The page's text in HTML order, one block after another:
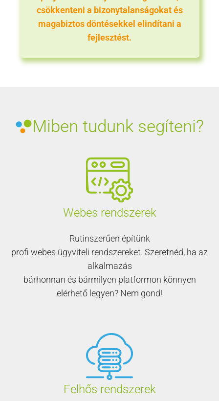
csökkenteni a bizonytalanságokat és
magabiztos döntésekkel elindítani a
fejlesztést.
Miben tudunk segíteni?
Webes rendszerek
Rutinszerűen építünk
profi webes ügyviteli rendszereket. Szeretnéd, ha az
alkalmazás
bárhonnan és bármilyen platformon könnyen
elérhető legyen? Nem gond!
Felhős rendszerek